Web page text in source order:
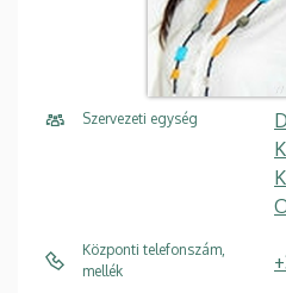
Szervezeti egység
Központi telefonszám,
mellék